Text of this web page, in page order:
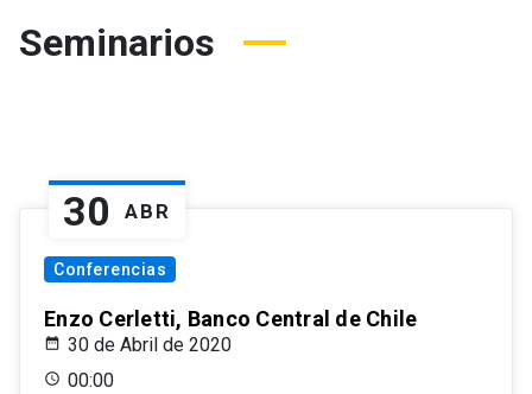
Seminarios
30 ABR
Conferencias
Enzo Cerletti, Banco Central de Chile
30 de Abril de 2020
00:00